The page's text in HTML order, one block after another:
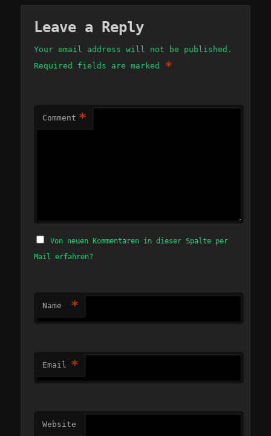
Leave a Reply
Your email address will not be published.
Required fields are marked *
Comment *
Von neuen Kommentaren in dieser Spalte per
Mail erfahren?
Name *
Email *
Website